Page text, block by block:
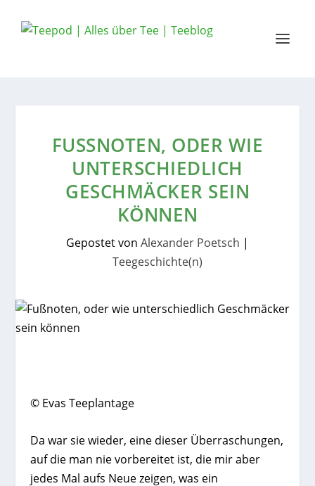
FUSSNOTEN, ODER WIE U
NTERSCHIEDLICH G
ESCHMÄCKER SEIN K
ÖNNEN
Gepostet von Alexander Poetsch |
Teegeschichte(n)
© Evas Teeplantage
Da war sie wieder, eine dieser Überraschungen,
auf die man nie vorbereitet ist, die mir aber
jedes Mal aufs Neue zeigen, was ein